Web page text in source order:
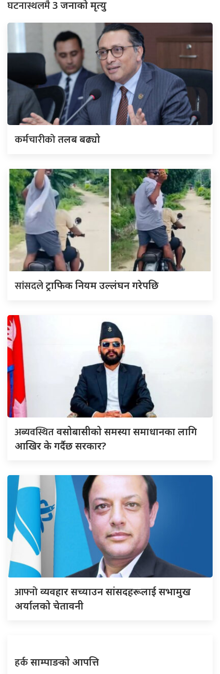
घटनास्थलमै3 जनाको मृत्यु
कर्मचारीकोतलब बढ्यो
सांसदलेट्राफिक नियम उल्लंघन गरेपछि
अब्यवस्थितवसोबासीको समस्या समाधानका लागि
आखिर के गर्दैछ सरकार?
आफ्नोव्यवहार सच्याउन सांसदहरूलाई सभामुख
अर्यालको चेतावनी
हर्कसाम्पाङको आपत्ति